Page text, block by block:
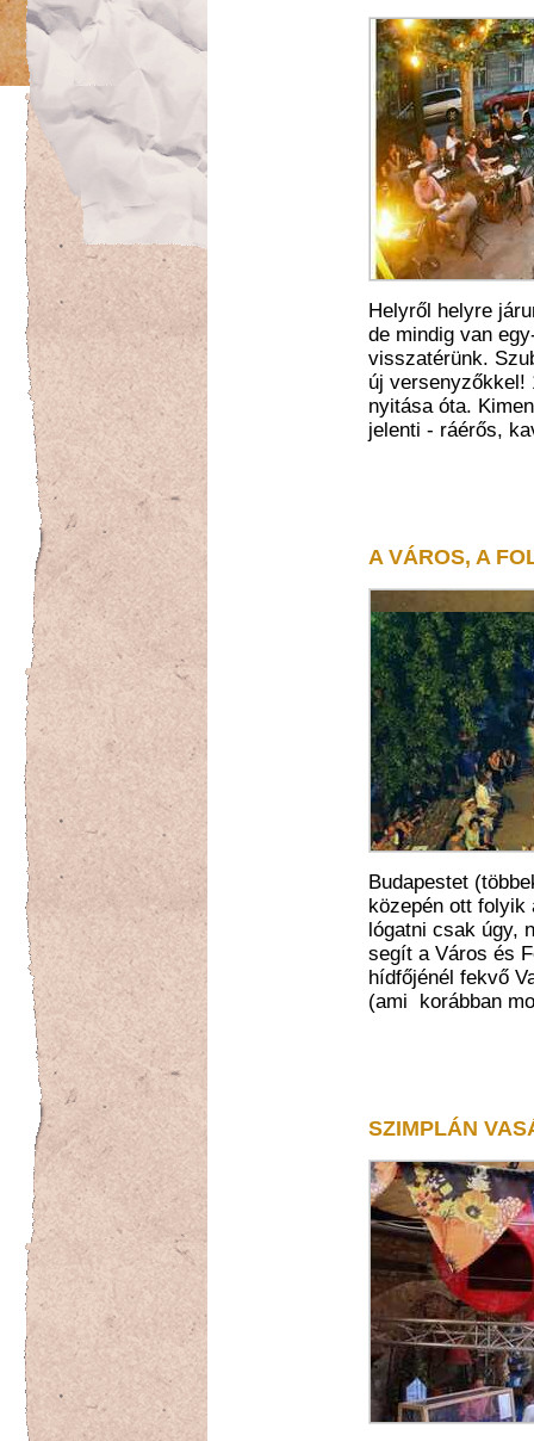
Helyről helyre
de mindig van
visszatérünk.
új
nyitása óta.
jelenti - ráérős,
A VÁROS, A
Budapestet
közepén ott folyik
lógatni csak úgy,
segít a Város és
hídfőjénél fekvő
(ami korábban
SZIMPLÁN